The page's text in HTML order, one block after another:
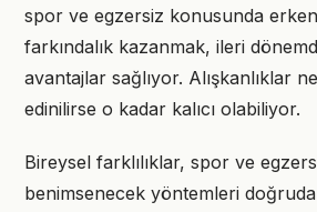
spor ve egzersiz konusunda
farkındalık kazanmak, ileri
avantajlar sağlıyor. Alışkanlıklar
edinilirse o kadar kalıcı olabiliyor.
Bireysel farklılıklar, spor ve
benimsenecek yöntemleri